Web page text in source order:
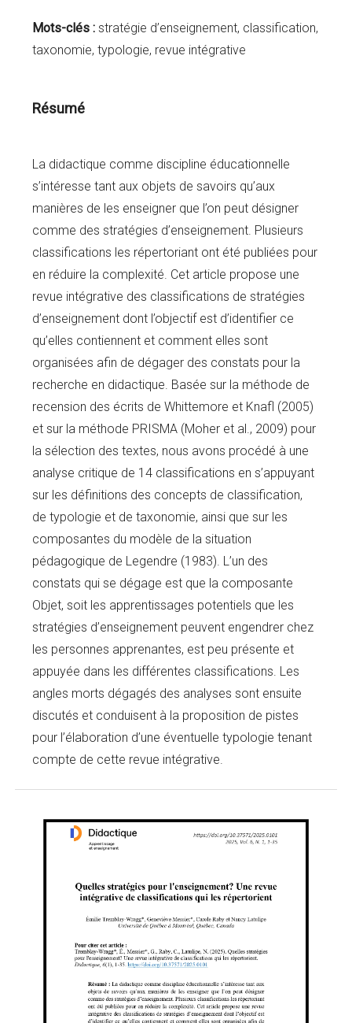
Mots-clés :stratégie d’enseignement, classification,
taxonomie, typologie, revue intégrative
Résumé
La didactique comme discipline éducationnelle
s’intéresse tant aux objets de savoirs qu’aux
manières de les enseigner que l’on peut désigner
comme des stratégies d’enseignement. Plusieurs
classifications les répertoriant ont été publiées pour
en réduire la complexité. Cet article propose une
revue intégrative des classifications de stratégies
d’enseignement dont l’objectif est d’identifier ce
qu’elles contiennent et comment elles sont
organisées afin de dégager des constats pour la
recherche en didactique. Basée sur la méthode de
recension des écrits de Whittemore et Knafl (2005)
et sur la méthode PRISMA (Moher et al., 2009) pour
la sélection des textes, nous avons procédé à une
analyse critique de 14 classifications en s’appuyant
sur les définitions des concepts de classification,
de typologie et de taxonomie, ainsi que sur les
composantes du modèle de la situation
pédagogique de Legendre (1983). L’un des
constats qui se dégage est que la composante
Objet, soit les apprentissages potentiels que les
stratégies d’enseignement peuvent engendrer chez
les personnes apprenantes, est peu présente et
appuyée dans les différentes classifications. Les
angles morts dégagés des analyses sont ensuite
discutés et conduisent à la proposition de pistes
pour l’élaboration d’une éventuelle typologie tenant
compte de cette revue intégrative.